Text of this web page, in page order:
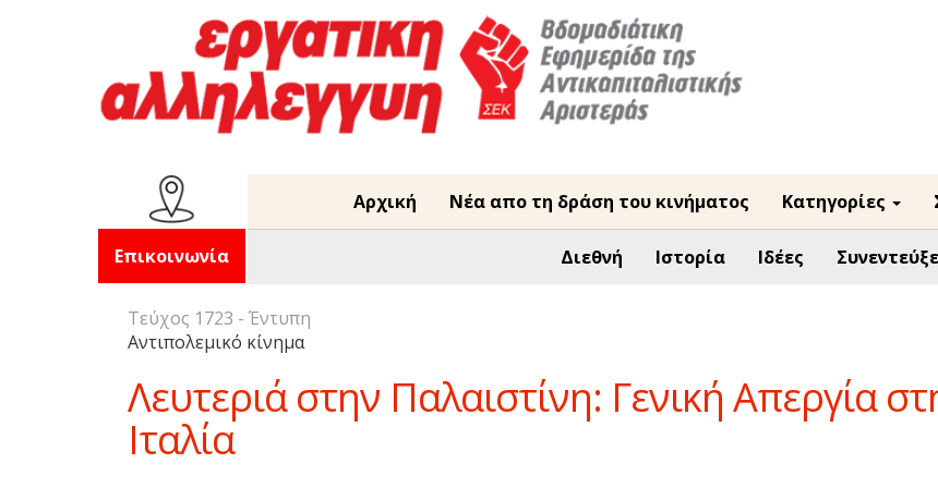
Επικοινωνία
Αρχική Νέα απο τη δράση του κινήματος Κατηγορίες
Διεθνή Ιστορία Ιδέες
Τεύχος 1723 - Έντυπη
Αντιπολεμικό κίνημα
Λευτεριά στην Παλαιστίνη: Γενική Απεργία
Ιταλία